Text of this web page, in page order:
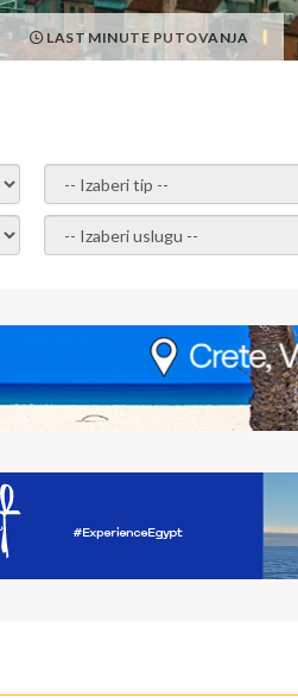
LAST MINUTE PUTOVANJA
- izaberi tip -
- Izaberite uslugu -